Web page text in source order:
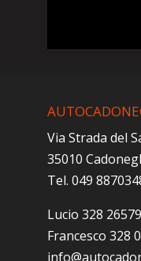
Via Strada del
35010
Tel. 049
Lucio 328
Francesco 328